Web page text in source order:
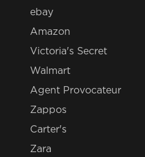
ebay
Amazon
Victoria's Secret
Walmart
Agent Provocateur
Zappos
Carter's
Zara